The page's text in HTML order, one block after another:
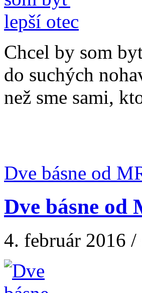
Chcel by som
do suchých
než sme sami,
Dve básne od
Dve básne od
4. február 2016